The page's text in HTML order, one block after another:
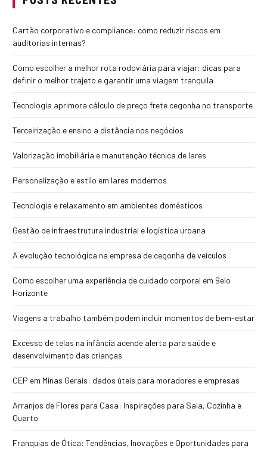
Cartão corporativo e compliance: como reduzir riscos em
auditorias internas?
Como escolher a melhor rota rodoviária para viajar: dicas para
definir o melhor trajeto e garantir uma viagem tranquila
Tecnologia aprimora cálculo de preço frete cegonha no transporte
Terceirização e ensino a distância nos negócios
Valorização imobiliária e manutenção técnica de lares
Personalização e estilo em lares modernos
Tecnologia e relaxamento em ambientes domésticos
Gestão de infraestrutura industrial e logística urbana
A evolução tecnológica na empresa de cegonha de veículos
Como escolher uma experiência de cuidado corporal em Belo
Horizonte
Viagens a trabalho também podem incluir momentos de bem-estar
Excesso de telas na infância acende alerta para saúde e
desenvolvimento das crianças
CEP em Minas Gerais: dados úteis para moradores e empresas
Arranjos de Flores para Casa: Inspirações para Sala, Cozinha e
Quarto
Franquias de Ótica: Tendências, Inovações e Oportunidades para